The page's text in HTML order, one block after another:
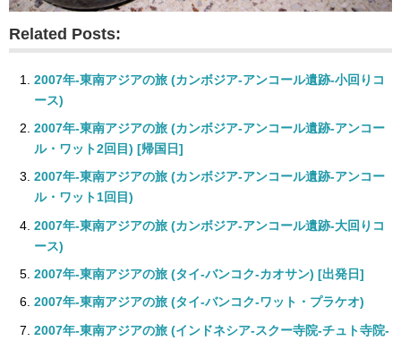
Related Posts:
2007年-東南アジアの旅 (カンボジア-アンコール遺跡-小回りコ
ース)
2007年-東南アジアの旅 (カンボジア-アンコール遺跡-アンコー
ル・ワット2回目) [帰国日]
2007年-東南アジアの旅 (カンボジア-アンコール遺跡-アンコー
ル・ワット1回目)
2007年-東南アジアの旅 (カンボジア-アンコール遺跡-大回りコ
ース)
2007年-東南アジアの旅 (タイ-バンコク-カオサン) [出発日]
2007年-東南アジアの旅 (タイ-バンコク-ワット・プラケオ)
2007年-東南アジアの旅 (インドネシア-スクー寺院-チュト寺院-